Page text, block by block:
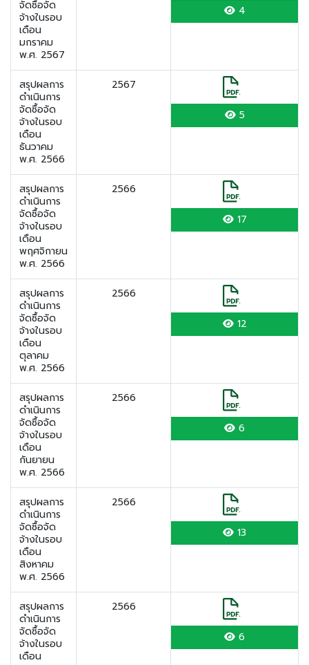
จัดซื้อจัด
จ้างในรอบ
เดือน
มกราคม
พ.ศ. 2567
4
สรุปผลการ
ดำเนินการ
จัดซื้อจัด
จ้างในรอบ
เดือน
ธันวาคม
พ.ศ. 2566
2567
5
สรุปผลการ
ดำเนินการ
จัดซื้อจัด
จ้างในรอบ
เดือน
พฤศจิกายน
พ.ศ. 2566
2566
17
สรุปผลการ
ดำเนินการ
จัดซื้อจัด
จ้างในรอบ
เดือน
ตุลาคม
พ.ศ. 2566
2566
12
สรุปผลการ
ดำเนินการ
จัดซื้อจัด
จ้างในรอบ
เดือน
กันยายน
พ.ศ. 2566
2566
6
สรุปผลการ
ดำเนินการ
จัดซื้อจัด
จ้างในรอบ
เดือน
สิงหาคม
พ.ศ. 2566
2566
13
สรุปผลการ
ดำเนินการ
จัดซื้อจัด
จ้างในรอบ
เดือน
2566
6